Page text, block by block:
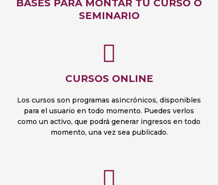
BASES PARA MONTAR TU CURSO O
SEMINARIO
CURSOS ONLINE
Los cursos son programas asincrónicos, disponibles
para el usuario en todo momento. Puedes verlos
como un activo, que podrá generar ingresos en todo
momento, una vez sea publicado.